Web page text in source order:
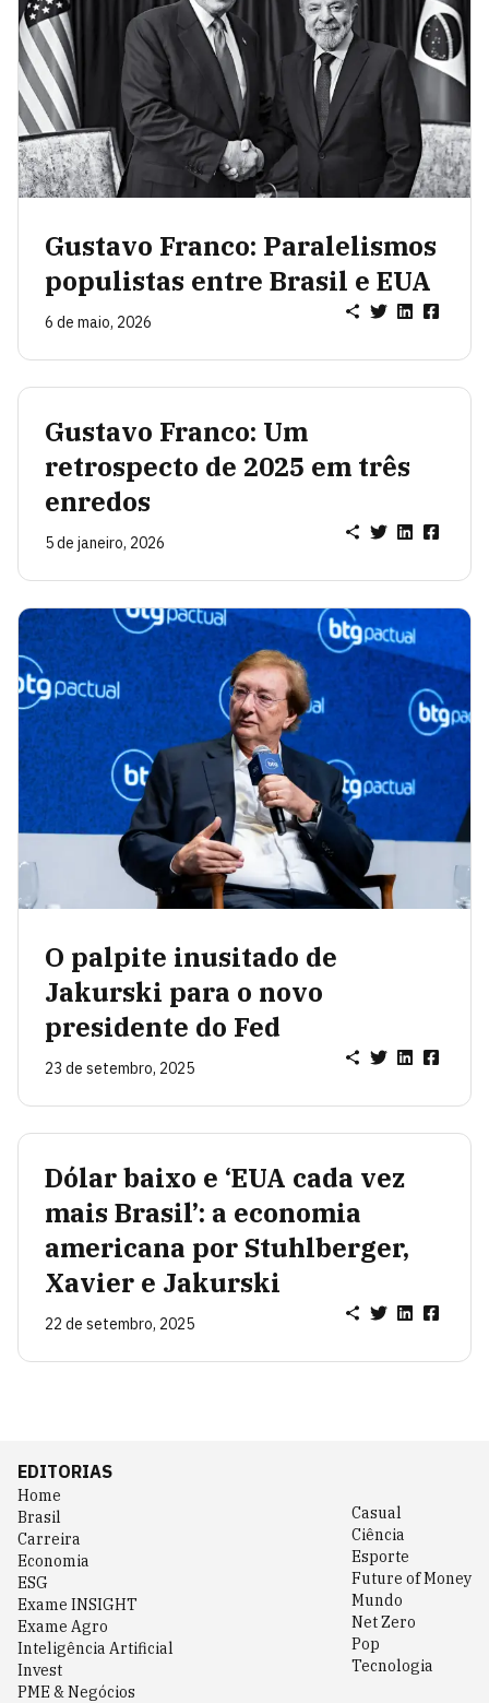
Gustavo Franco: Paralelismos
populistas entre Brasil e EUA
6 de maio, 2026
Gustavo Franco: Um
retrospecto de 2025 em três
enredos
5 de janeiro, 2026
O palpite inusitado de
Jakurski para o novo
presidente do Fed
23 de setembro, 2025
Dólar baixo e ‘EUA cada vez
mais Brasil’: a economia
americana por Stuhlberger,
Xavier e Jakurski
22 de setembro, 2025
EDITORIAS
Home
Brasil
Carreira
Economia
ESG
Exame INSIGHT
Exame Agro
Inteligência Artificial
Invest
PME & Negócios
Casual
Ciência
Esporte
Future of Money
Mundo
Net Zero
Pop
Tecnologia